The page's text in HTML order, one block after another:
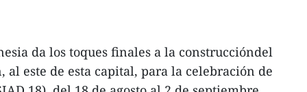
da los toques finales a la construccióndel
al este de esta capital, para la celebración de